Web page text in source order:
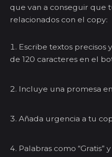
que van a conseguir que
relacionados con el copy:
Escribe textos precisos
de 120 caracteres en el
Incluye una promesa
Añada urgencia a tu
Palabras como “Gratis”